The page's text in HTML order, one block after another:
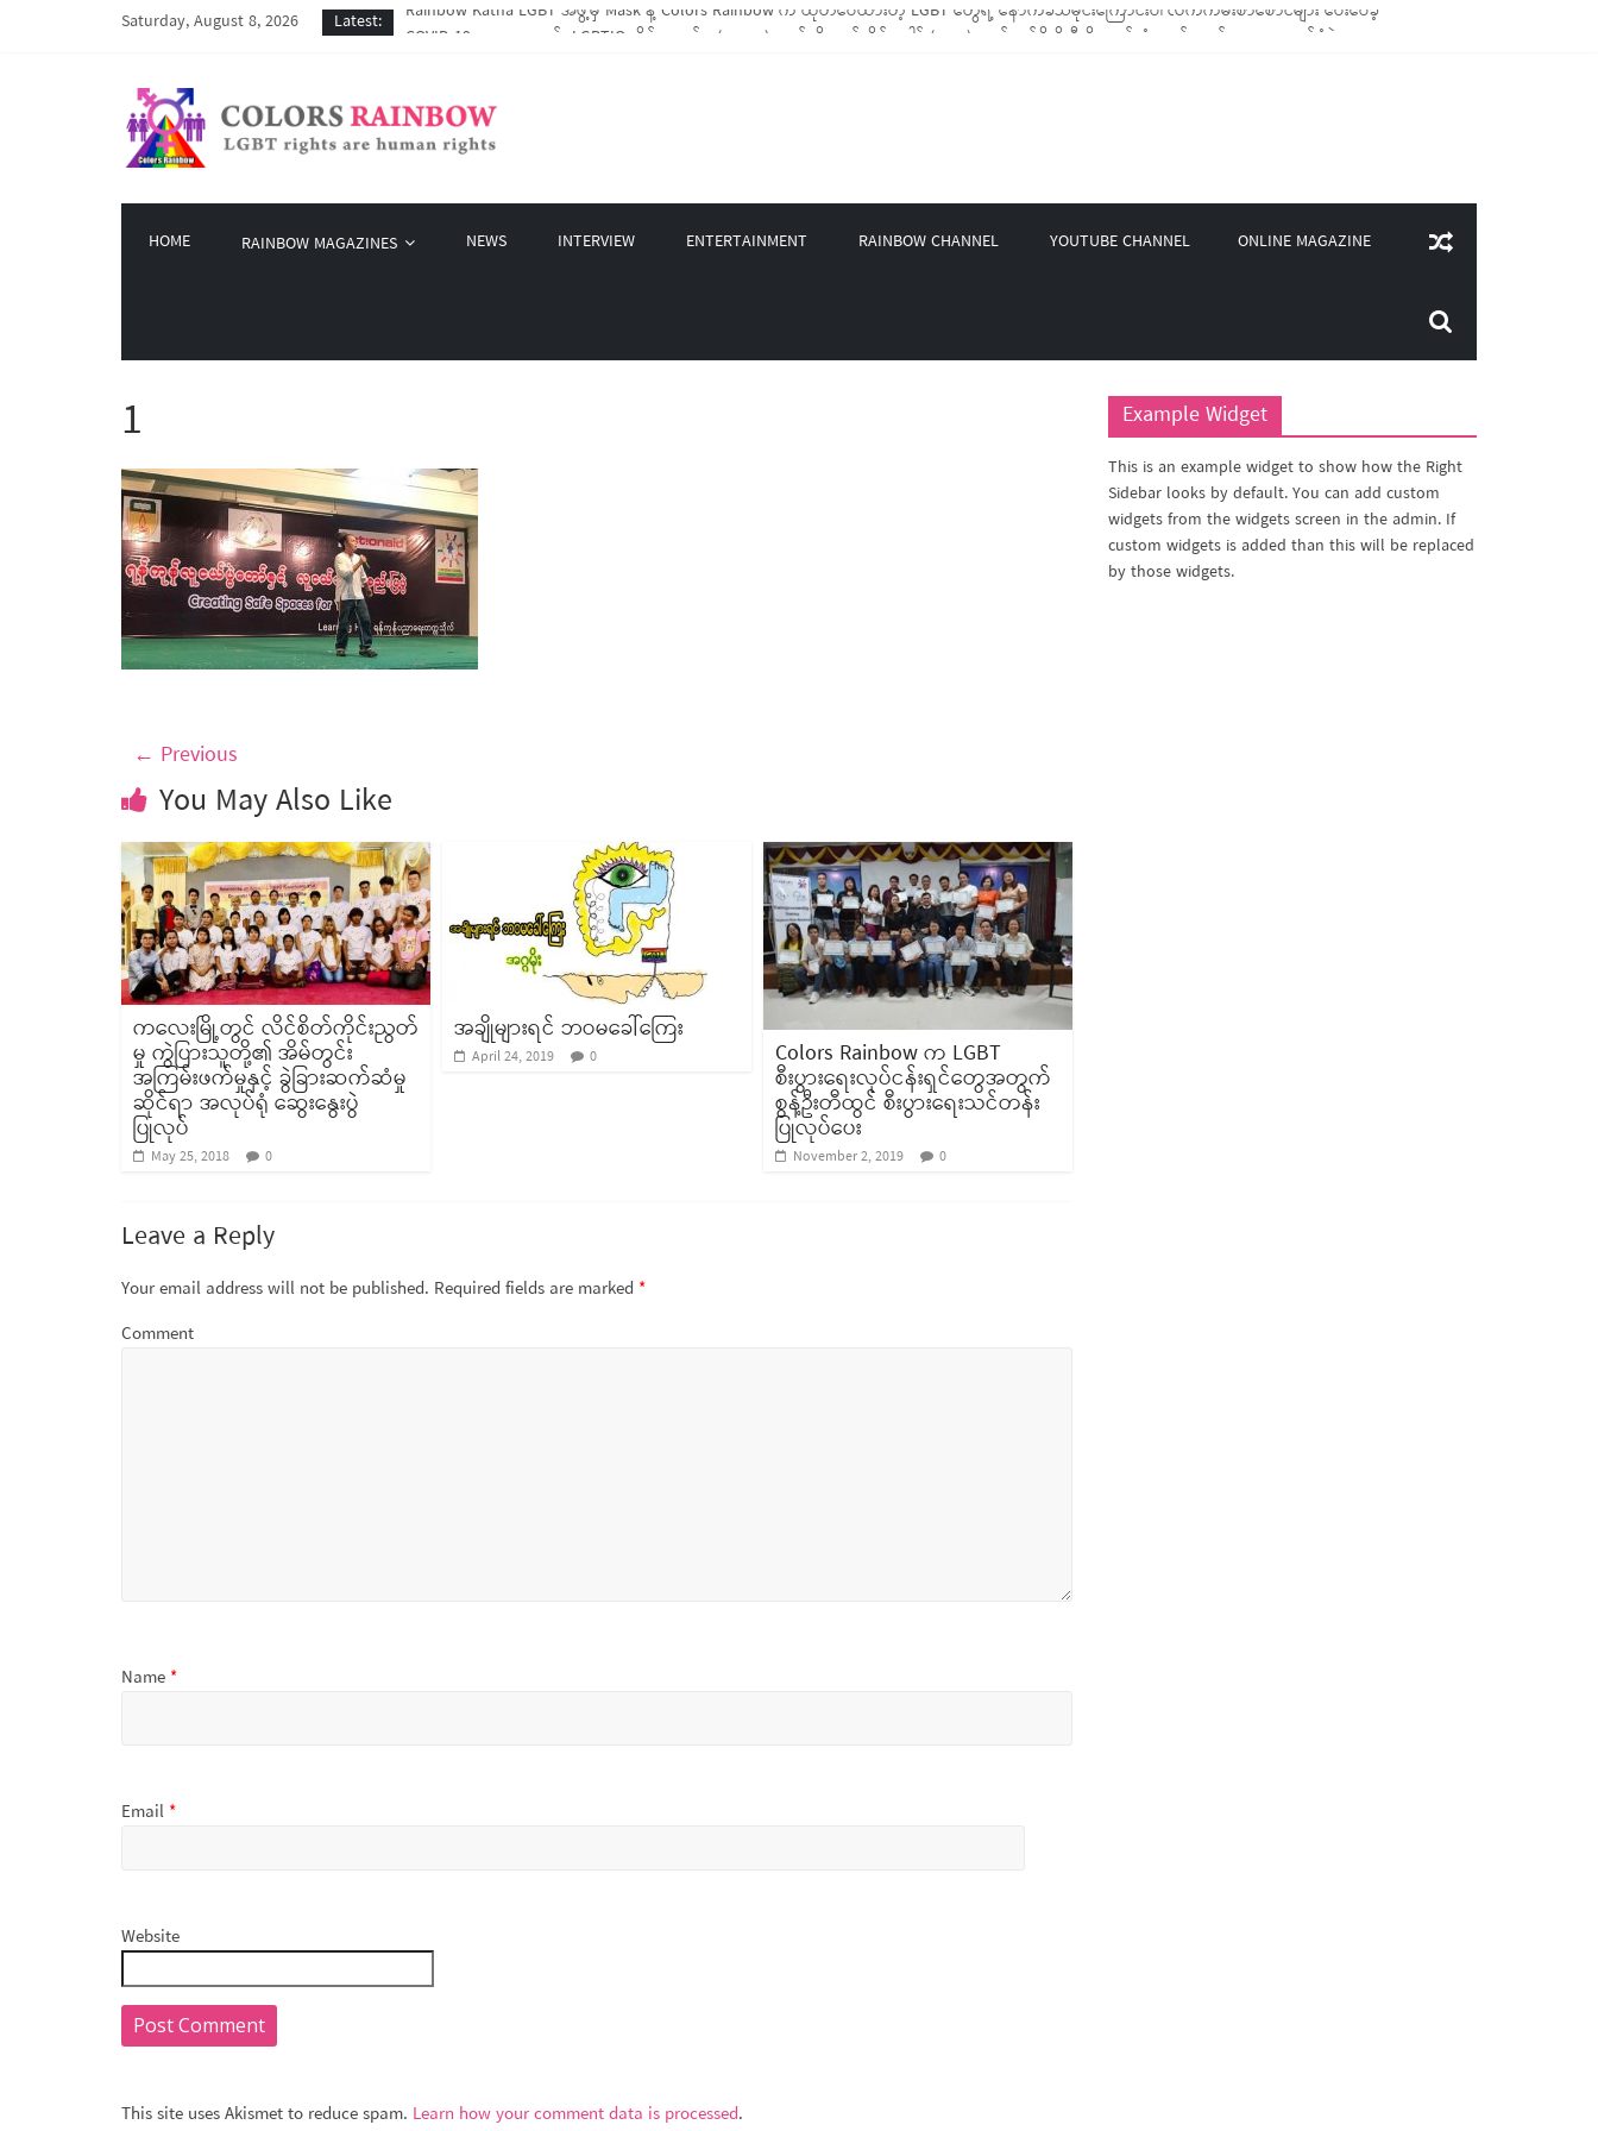
Saturday, August 8, 2026 Latest:
COVID-19 ကာလအတွင်း LGBTIQ အိမ်ထောင်စု (၁၀၀၀)ကျော်ကို ကျပ်သိန်းပေါင်း(၄၀၀)ကျော်တန်ဖိုးရှိ မီးဖိုချောင်သုံး ကုန်ပစ္စည်းများ ထောက်ပံ့ခဲ့
Colors Rainbow မှ စက်တင်ဘာလအတွင်း အွန်လိုင်းသင်တန်းနှစ်ခု ဖွင့်လှစ်ပေးနိုင်ခဲ့
HOME RAINBOW MAGAZINES NEWS INTERVIEW ENTERTAINMENT RAINBOW CHANNEL YOUTUBE CHANNEL ONLINE MAGAZINE
1
← Previous
You May Also Like
ကလေးမြို့တွင် လိင်စိတ်ကိုင်းညွတ်
မှု ကွဲပြားသူတို့၏ အိမ်တွင်း
အကြမ်းဖက်မှုနှင့် ခွဲခြားဆက်ဆံမှု
ဆိုင်ရာ အလုပ်ရုံ ဆွေးနွေးပွဲ
ပြုလုပ်
May 25, 2018 0
အချိုများရင် ဘဝမခေါ်ကြေး
April 24, 2019 0 Colors Rainbow က LGBT
စီးပွားရေးလုပ်ငန်းရှင်တွေအတွက်
စွန့်ဦးတီထွင် စီးပွားရေးသင်တန်း
ပြုလုပ်ပေး
November 2, 2019 0
Leave a Reply
Your email address will not be published. Required fields are marked *
Comment
Name *
Email *
Website
This site uses Akismet to reduce spam. Learn how your comment data is processed.
Example Widget
This is an example widget to show how the Right
Sidebar looks by default. You can add custom
widgets from the widgets screen in the admin. If
custom widgets is added than this will be replaced
by those widgets.